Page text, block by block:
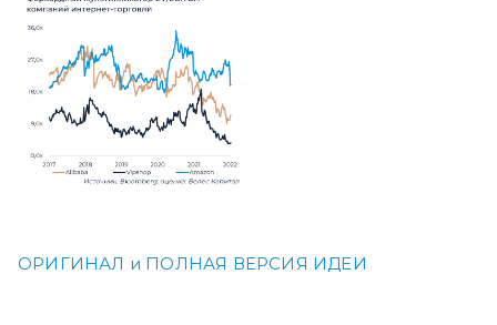
ОРИГИНАЛ и ПОЛНАЯ ВЕРСИЯ ИДЕИ